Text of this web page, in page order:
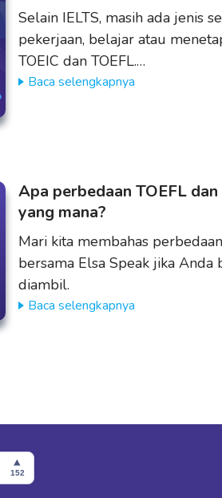
Selain IELTS, masih ada jenis
pekerjaan, belajar atau
TOEIC dan TOEFL.…
Baca selengkapnya
Apa perbedaan TOEFL
yang mana?
Mari kita membahas
bersama Elsa Speak jika
diambil.
Baca selengkapnya